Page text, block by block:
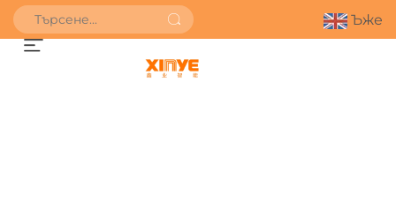
Ъже